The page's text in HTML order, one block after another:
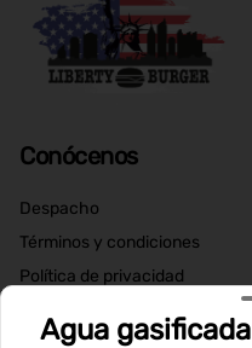
Conócenos
Despacho
Términos y condiciones
Política de privacidad
Redes sociales
Agua gasificada